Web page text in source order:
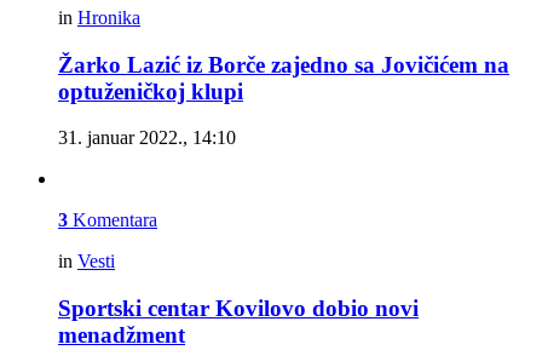
in Hronika
Žarko Lazić iz Borče zajedno sa Jovičićem na
optuženičkoj klupi
31. januar 2022., 14:10
3 Komentara
in Vesti
Sportski centar Kovilovo dobio novi
menadžment